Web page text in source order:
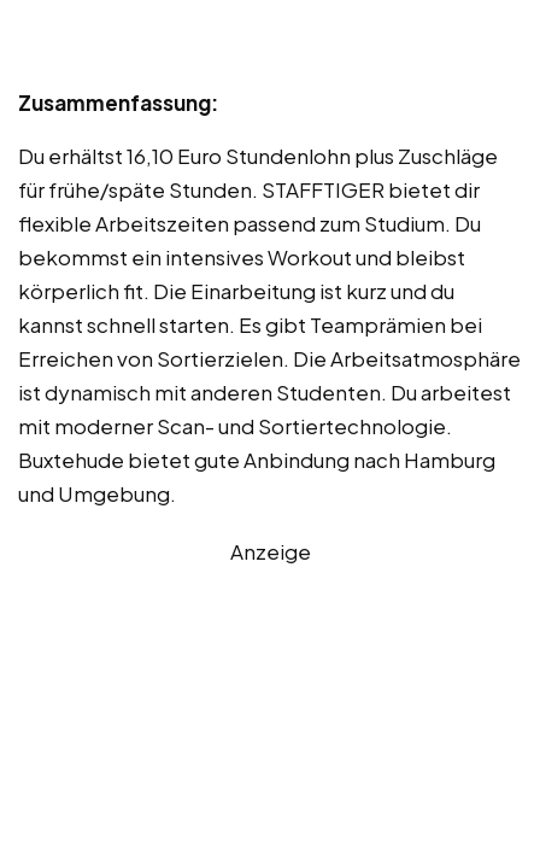
Zusammenfassung:
Du erhältst 16,10 Euro Stundenlohn plus Zuschläge
für frühe/späte Stunden. STAFFTIGER bietet dir
flexible Arbeitszeiten passend zum Studium. Du
bekommst ein intensives Workout und bleibst
körperlich fit. Die Einarbeitung ist kurz und du
kannst schnell starten. Es gibt Teamprämien bei
Erreichen von Sortierzielen. Die Arbeitsatmosphäre
ist dynamisch mit anderen Studenten. Du arbeitest
mit moderner Scan- und Sortiertechnologie.
Buxtehude bietet gute Anbindung nach Hamburg
und Umgebung.
Anzeige